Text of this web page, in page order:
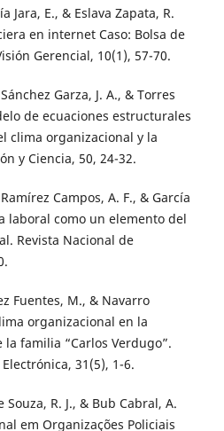
Jara, E., & Eslava Zapata, R.
en internet Caso: Bolsa de
Gerencial, 10(1), 57-70.
Garza, J. A., & Torres
de ecuaciones estructurales
clima organizacional y la
y Ciencia, 50, 24-32.
Campos, A. F., & García
laboral como un elemento del
Revista Nacional de
Fuentes, M., & Navarro
organizacional en la
familia “Carlos Verdugo”.
31(5), 1-6.
R. J., & Bub Cabral, A.
em Organizações Policiais